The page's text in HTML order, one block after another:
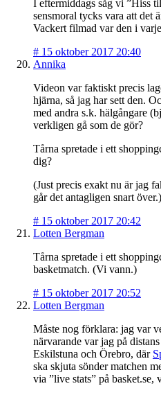
I eftermiddags såg vi ”Hiss
sensmoral tycks vara att det
Vackert filmad var den i
# 15 oktober 2017 20:40
Annika
Videon var faktiskt precis
hjärna, så jag har sett den.
med andra s.k. hälgångare
verkligen gå som de gör?
Tårna spretade i ett
dig?
(Just precis exakt nu är jag
går det antagligen snart över.)
# 15 oktober 2017 20:42
Lotten Bergman
Tårna spretade i ett
basketmatch. (Vi vann.)
# 15 oktober 2017 20:52
Lotten Bergman
Måste nog förklara: jag var
närvarande var jag på
Eskilstuna och Örebro, där
ska skjuta sönder matchen
via ”live stats” på basket.se,